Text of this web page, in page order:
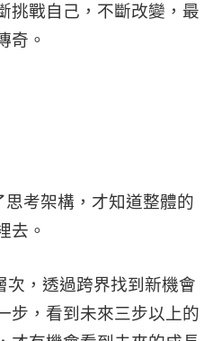
挑戰自己，不斷改變，最
奇。
考架構，才知道整體的
去。
次，透過跨界找到新機會
步，看到未來三步以上的